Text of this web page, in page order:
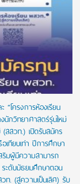
โครงการห้องเรียน
กวิทยาศาสตร์รุ่นใหม่
(สสวท.) เปิดรับสมัคร
ทียบเท่า ปีการศึกษา
มผู้มีความสามารถ
ระดับมัธยมศึกษาตอน
ท. (สู่ความเป็นเลิศ) รับ